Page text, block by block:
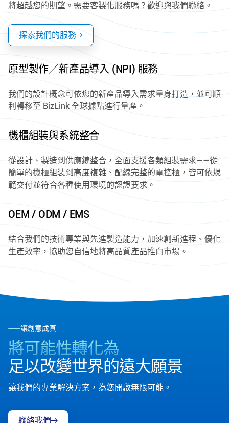
將超越您的期望。需要客製化服務嗎？歡迎與我們聯絡。
探索我們的服務
原型製作／新產品導入 (NPI) 服務
我們的設計概念可依您的新產品導入需求量身打造，並可順
利轉移至 BizLink 全球據點進行量產。
機櫃組裝與系統整合
從設計、製造到供應鏈整合，全面支援各類組裝需求——從
簡單的機櫃組裝到高度複雜、配線完整的電控櫃，皆可依規
範交付並符合各種使用環境的認證要求。
OEM / ODM / EMS
結合我們的技術專業與先進製造能力，加速創新進程、優化
生產效率，協助您自信地將高品質產品推向市場。
讓創意成真
將可能性轉化為
足以改變世界的遠大願景
讓我們的專業解決方案，為您開啟無限可能。
聯絡我們